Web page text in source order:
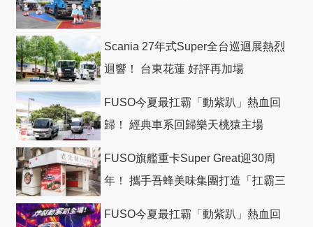
Scania 27年式Super全台巡迴展熱烈
迴響！ 台東花蓮 好評再加場
FUSO今夏最扛霸「動紫趴」熱血回
歸！ 經典車系回歸樂天桃猿主場
FUSO旗艦重卡Super Great迎30周
年！ 攜手吾蜂美味集團打造「扛霸三
FUSO今夏最扛霸「動紫趴」熱血回